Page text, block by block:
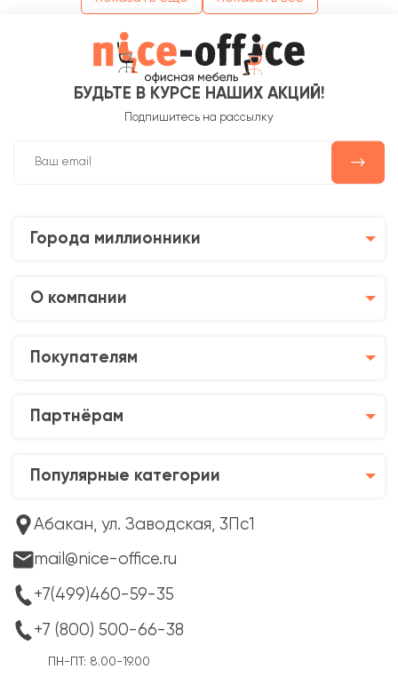
БУДЬТЕ В КУРСЕ НАШИХ АКЦИЙ!
Подпишитесь на рассылку
Города миллионники
О компании
Покупателям
Партнёрам
Популярные категории
Абакан, ул. Заводская, 3Пс1
mail@nice-office.ru
+7(499)460-59-35
+7 (800) 500-66-38
ПН-ПТ: 8.00-19.00